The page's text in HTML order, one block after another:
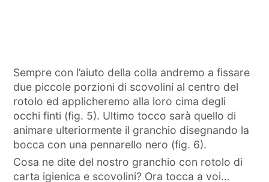
Sempre con l’aiuto della colla andremo a fissare
due piccole porzioni di scovolini al centro del
rotolo ed applicheremo alla loro cima degli
occhi finti (fig. 5). Ultimo tocco sarà quello di
animare ulteriormente il granchio disegnando la
bocca con una pennarello nero (fig. 6).
Cosa ne dite del nostro granchio con rotolo di
carta igienica e scovolini? Ora tocca a voi…